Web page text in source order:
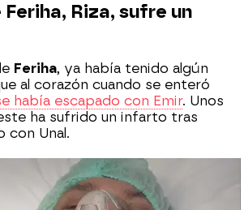
Feriha, Riza, sufre un
Feriha, ya había tenido algún
al corazón cuando se enteró
había escapado con Emir. Unos
ha sufrido un infarto tras
con Unal.